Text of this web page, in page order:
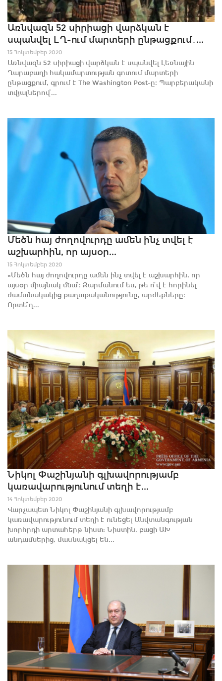
Առնվազն 52 սիրիացի վարձկան է
սպանվել ԼՂ-ում մարտերի ընթացքում․...
15 Հոկտեմբեր 2020
Առնվազն 52 սիրիացի վարձկան է սպանվել Լեռնային
Ղարաբաղի հակամարտության գոտում մարտերի
ընթացքում, գրում է The Washington Post-ը։ Պարբերականի
տվյալներով՝...
Մեծն հայ ժողովուրդը ամեն ինչ տվել է
աշխարհին, որ այսօր...
15 Հոկտեմբեր 2020
«Մեծն հայ ժողովուրդը ամեն ինչ տվել է աշխարհին, որ
այսօր միայնակ մնա՞։ Զարմանում ես, թե ո՞վ է հորինել
ժամանակակից քաղաքականությունը, արժեքները։
Որտե՞ղ...
Նիկոլ Փաշինյանի գլխավորությամբ
կառավարությունում տեղի է...
14 Հոկտեմբեր 2020
Վարչապետ Նիկոլ Փաշինյանի գլխավորությամբ
կառավարությունում տեղի է ունեցել Անվտանգության
խորհրդի արտահերթ նիստ: Նիստին, բացի ԱԽ
անդամներից, մասնակցել են...